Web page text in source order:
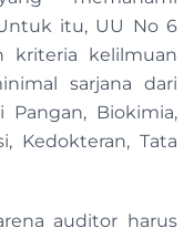
itu, UU No 6
kriteria kelilmuan
sarjana dari
Biokimia,
Kedokteran, Tata
auditor harus